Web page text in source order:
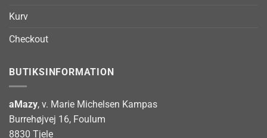
Kurv
Checkout
BUTIKSINFORMATION
aMazy, v. Marie Michelsen Kampas
Burrehøjvej 16, Foulum
8830 Tjele